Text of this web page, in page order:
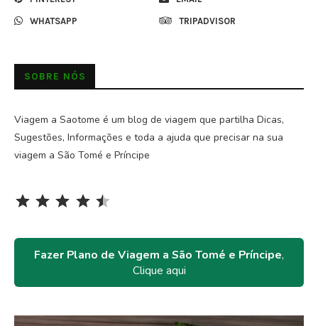
WHATSAPP TRIPADVISOR
SOBRE NÓS
Viagem a Saotome é um blog de viagem que partilha Dicas,
Sugestões, Informações e toda a ajuda que precisar na sua
viagem a São Tomé e Príncipe
⭐⭐⭐ ⭐⭐
Fazer Plano de Viagem a São Tomé e Príncipe,
Clique aqui